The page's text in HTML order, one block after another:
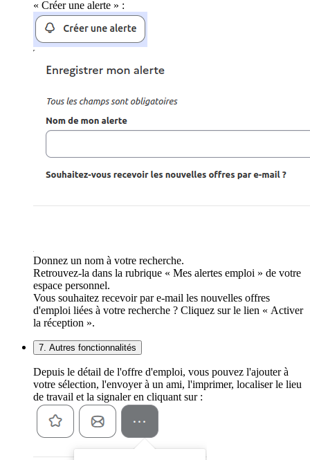
« Créer une alerte » :
Donnez un nom à votre recherche.
Retrouvez-la dans la rubrique « Mes alertes emploi » de votre
espace personnel.
Vous souhaitez recevoir par e-mail les nouvelles offres
d'emploi liées à votre recherche ? Cliquez sur le lien « Activer
la réception ».
7. Autres fonctionnalités
Depuis le détail de l'offre d'emploi, vous pouvez l'ajouter à
votre sélection, l'envoyer à un ami, l'imprimer, localiser le lieu
de travail et la signaler en cliquant sur :